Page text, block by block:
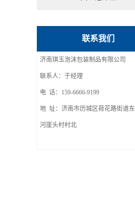
联系我们
济南琪玉泡沫包装制品有限公司
联系人：于经理
电 话：159-6666-9199
地 址：济南市历城区荷花路街道东
河崖头村村北